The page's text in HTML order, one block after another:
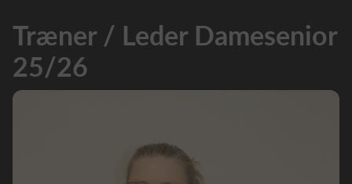
Træner / Leder Damesenior
25/26